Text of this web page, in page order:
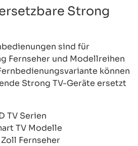
Strong
sind für
Fernseher und Modellreihen
können
Strong TV-Geräte ersetzt
TV Serien
TV Modelle
Fernseher